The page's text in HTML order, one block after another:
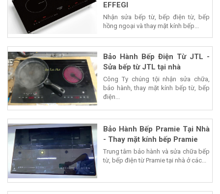
EFFEGI
Nhận sửa bếp từ, bếp điện từ, bếp
hồng ngoại và thay mặt kính bếp...
Bảo Hành Bếp Điện Từ JTL -
Sửa bếp từ JTL tại nhà
Công Ty chúng tội nhận sửa chữa,
bảo hành, thay mặt kính bếp từ, bếp
điện...
Bảo Hành Bếp Pramie Tại Nhà
- Thay mặt kính bếp Pramie
Trung tâm bảo hành và sửa chữa bếp
từ, bếp điện từ Pramie tại nhà ở các...